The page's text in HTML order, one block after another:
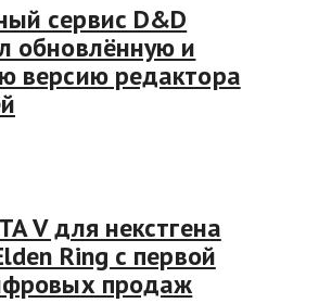
сервис D&D
обновлённую и
версию редактора
V для некстгена
Ring с первой
продаж